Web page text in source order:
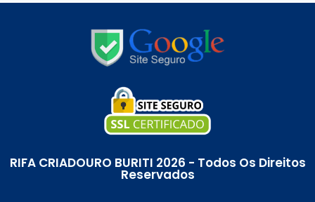
RIFA CRIADOURO BURITI 2026 - Todos Os Direitos
Reservados